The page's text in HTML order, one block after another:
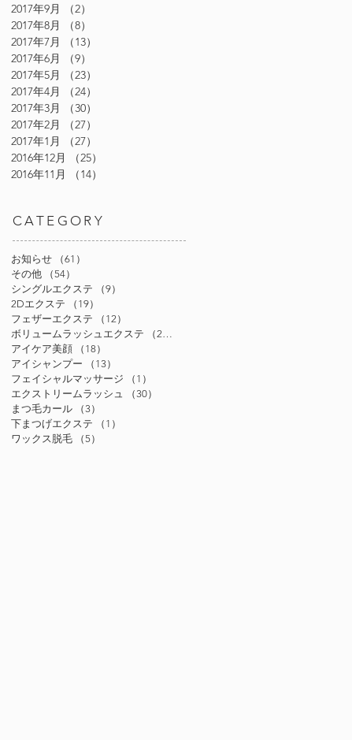
2017年9月
（2）
2017年8月
（8）
2017年7月
（13）
2017年6月
（9）
2017年5月
（23）
2017年4月
（24）
2017年3月
（30）
2017年2月
（27）
2017年1月
（27）
2016年12月
（25）
2016年11月
（14）
CATEGORY
お知らせ （61）
その他
（54）
シングルエクステ
（9）
2Dエクステ
（19）
フェザーエクステ
（12）
ボリュームラッシュエクステ
（24）
アイケア美顔
（18）
アイシャンプー
（13）
フェイシャルマッサージ
（1）
エクストリームラッシュ
（30）
まつ毛カール
（3）
下まつげエクステ
（1）
ワックス脱毛
（5）